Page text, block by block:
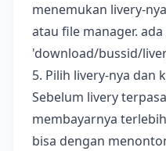
menemukan livery-
atau file manager.
'download/bussid/
5. Pilih livery-nya dan
Sebelum livery
membayarnya
bisa dengan